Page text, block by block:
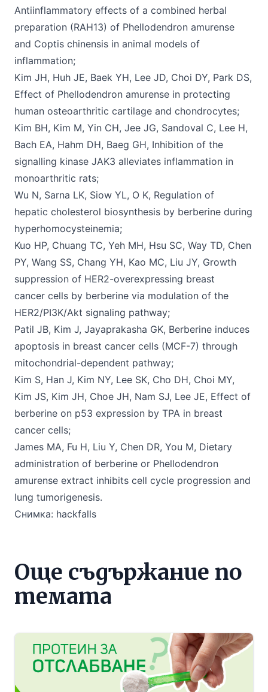
Antiinflammatory effects of a combined herbal
preparation (RAH13) of Phellodendron amurense
and Coptis chinensis in animal models of
inflammation;
Kim JH, Huh JE, Baek YH, Lee JD, Choi DY, Park DS,
Effect of Phellodendron amurense in protecting
human osteoarthritic cartilage and chondrocytes;
Kim BH, Kim M, Yin CH, Jee JG, Sandoval C, Lee H,
Bach EA, Hahm DH, Baeg GH, Inhibition of the
signalling kinase JAK3 alleviates inflammation in
monoarthritic rats;
Wu N, Sarna LK, Siow YL, O K, Regulation of
hepatic cholesterol biosynthesis by berberine during
hyperhomocysteinemia;
Kuo HP, Chuang TC, Yeh MH, Hsu SC, Way TD, Chen
PY, Wang SS, Chang YH, Kao MC, Liu JY, Growth
suppression of HER2-overexpressing breast
cancer cells by berberine via modulation of the
HER2/PI3K/Akt signaling pathway;
Patil JB, Kim J, Jayaprakasha GK, Berberine induces
apoptosis in breast cancer cells (MCF-7) through
mitochondrial-dependent pathway;
Kim S, Han J, Kim NY, Lee SK, Cho DH, Choi MY,
Kim JS, Kim JH, Choe JH, Nam SJ, Lee JE, Effect of
berberine on p53 expression by TPA in breast
cancer cells;
James MA, Fu H, Liu Y, Chen DR, You M, Dietary
administration of berberine or Phellodendron
amurense extract inhibits cell cycle progression and
lung tumorigenesis.
Снимка: hackfalls
Още съдържание по
темата